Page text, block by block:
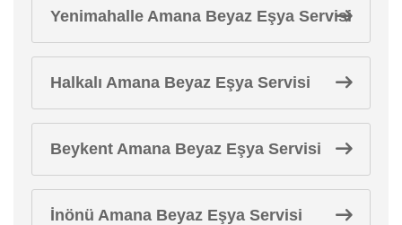
Yenimahalle Amana Beyaz Eşya Servisi
Halkalı Amana Beyaz Eşya Servisi
Beykent Amana Beyaz Eşya Servisi
İnönü Amana Beyaz Eşya Servisi